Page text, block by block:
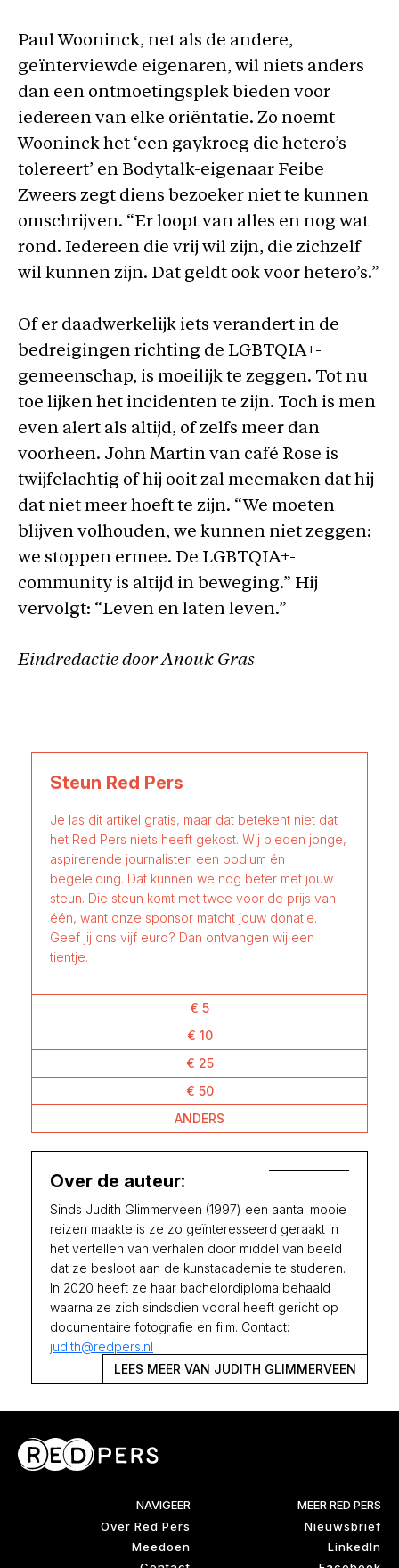
Paul Wooninck, net als de andere,
geïnterviewde eigenaren, wil niets anders
dan een ontmoetingsplek bieden voor
iedereen van elke oriëntatie. Zo noemt
Wooninck het ‘een gaykroeg die hetero’s
tolereert’ en Bodytalk-eigenaar Feibe
Zweers zegt diens bezoeker niet te kunnen
omschrijven. “Er loopt van alles en nog wat
rond. Iedereen die vrij wil zijn, die zichzelf
wil kunnen zijn. Dat geldt ook voor hetero’s.”
Of er daadwerkelijk iets verandert in de
bedreigingen richting de LGBTQIA+-
gemeenschap, is moeilijk te zeggen. Tot nu
toe lijken het incidenten te zijn. Toch is men
even alert als altijd, of zelfs meer dan
voorheen. John Martin van café Rose is
twijfelachtig of hij ooit zal meemaken dat hij
dat niet meer hoeft te zijn. “We moeten
blijven volhouden, we kunnen niet zeggen:
we stoppen ermee. De LGBTQIA+-
community is altijd in beweging.” Hij
vervolgt: “Leven en laten leven.”
Eindredactie door Anouk Gras
Steun Red Pers
Je las dit artikel gratis, maar dat betekent niet dat
het Red Pers niets heeft gekost. Wij bieden jonge,
aspirerende journalisten een podium én
begeleiding. Dat kunnen we nog beter met jouw
steun. Die steun komt met twee voor de prijs van
één, want onze sponsor matcht jouw donatie.
Geef jij ons vijf euro? Dan ontvangen wij een
tientje.
€ 5
€ 10
€ 25
€ 50
ANDERS
Over de auteur:
Sinds Judith Glimmerveen (1997) een aantal mooie
reizen maakte is ze zo geïnteresseerd geraakt in
het vertellen van verhalen door middel van beeld
dat ze besloot aan de kunstacademie te studeren.
In 2020 heeft ze haar bachelordiploma behaald
waarna ze zich sindsdien vooral heeft gericht op
documentaire fotografie en film. Contact:
judith@redpers.nl
LEES MEER VAN JUDITH GLIMMERVEEN
NAVIGEER
Over Red Pers
Meedoen
MEER RED PERS
Nieuwsbrief
LinkedIn